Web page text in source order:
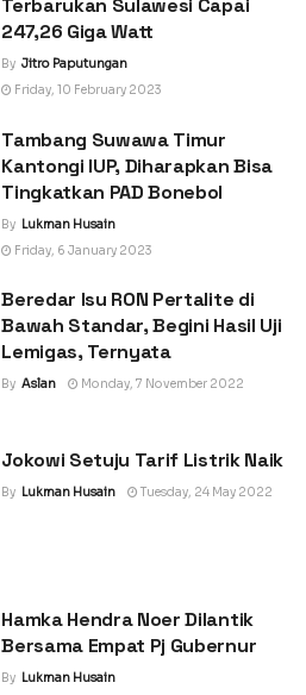
Terbarukan Sulawesi Capai
247,26 Giga Watt
By Jitro Paputungan
Friday, 10 February 2023
Tambang Suwawa Timur
Kantongi IUP, Diharapkan Bisa
Tingkatkan PAD Bonebol
By Lukman Husain
Friday, 6 January 2023
Beredar Isu RON Pertalite di
Bawah Standar, Begini Hasil Uji
Lemigas, Ternyata
By Aslan Monday, 7 November 2022
Jokowi Setuju Tarif Listrik Naik
By Lukman Husain Tuesday, 24 May 2022
Hamka Hendra Noer Dilantik
Bersama Empat Pj Gubernur
By Lukman Husain